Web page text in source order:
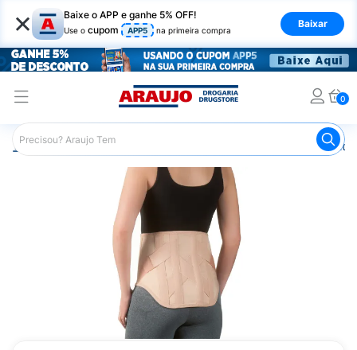
× Baixe o APP e ganhe 5% OFF!
Use o cupom APP5 na primeira compra
Baixar
0
Araujo Saúde e Bem Estar Colete Putti